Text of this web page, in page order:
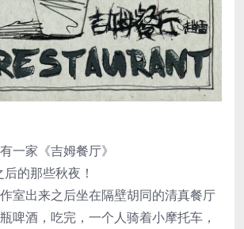
一家《吉姆餐厅》
的那些秋夜！
室出来之后坐在隔壁胡同的清真餐厅
啤酒，吃完，一个人骑着小摩托车，